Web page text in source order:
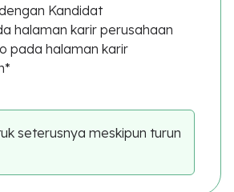
Kandidat
halaman karir perusahaan
pada halaman karir
seterusnya meskipun turun